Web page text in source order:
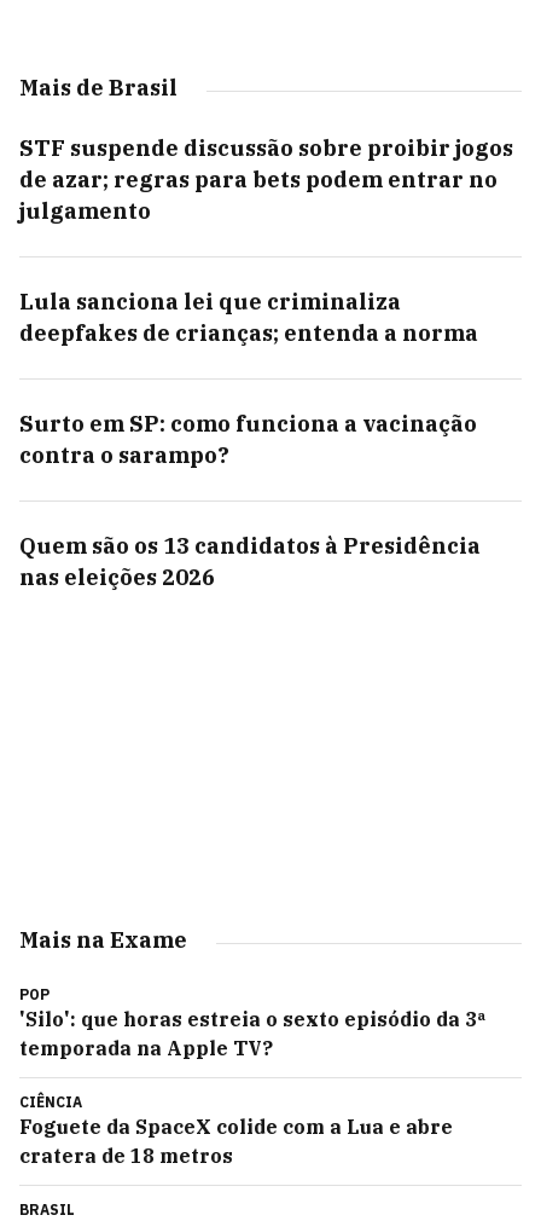
Mais de Brasil
STF suspende discussão sobre proibir jogos
de azar; regras para bets podem entrar no
julgamento
Lula sanciona lei que criminaliza
deepfakes de crianças; entenda a norma
Surto em SP: como funciona a vacinação
contra o sarampo?
Quem são os 13 candidatos à Presidência
nas eleições 2026
Mais na Exame
POP
'Silo': que horas estreia o sexto episódio da 3ª
temporada na Apple TV?
CIÊNCIA
Foguete da SpaceX colide com a Lua e abre
cratera de 18 metros
BRASIL